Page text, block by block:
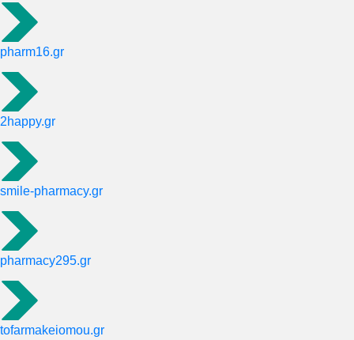
pharm16.gr
2happy.gr
smile-pharmacy.gr
pharmacy295.gr
tofarmakeiomou.gr